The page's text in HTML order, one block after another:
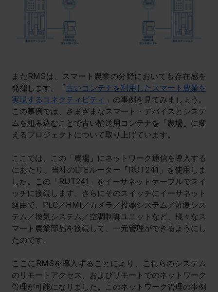
またRMSは、スマート農業の分野においても存在感を
発揮します。「古いコンテナを利用したスマート農業を
実現するコネクティビティ 」の事例を見てみましょう。
この事例では、さまざまなスマート・デバイスとシステ
ムを組み込むことで古い輸送用コンテナを「農場」に変
えるプロジェクトについて取り上げています。
ここでは、この「農場」にネットワーク通信を導入する
にあたり、当社のLTEルーター「RUT241」を使用しま
した。この「RUT241」をイーサネットケーブルでスイ
ッチに接続します。さらにそのスイッチにイーサネット
経由で、PLC／HMI／カメラ／投薬システム／灌漑シス
テム／換気システム／空調制御ユニットなど、様々なス
マート農業部品を接続 して、一元管理ができるようにし
たのです。
ここにRMSを導入することにより、これらのシステム
のリモートアクセス、およびリモートでのネットワーク
管理が可能になりました。このネットワーク管理の事例